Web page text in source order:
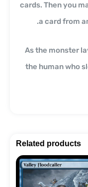
cards. Then you
a card from
As the monster
the human who
Related products